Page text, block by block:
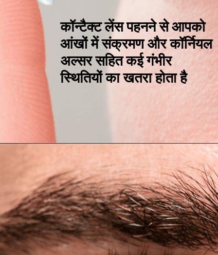
कॉन्टैक्ट लेंस पहनने से आपको
आंखों में संक्रमण और कॉर्नियल
अल्सर सहित कई गंभीर
स्थितियों का खतरा होता है